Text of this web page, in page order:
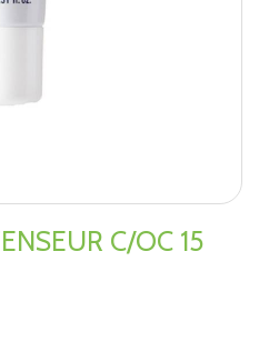
C/OC 15